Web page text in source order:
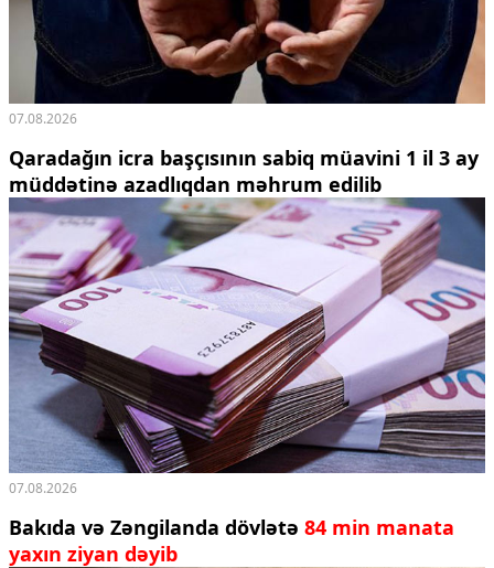
07.08.2026
Qaradağın icra başçısının sabiq müavini 1 il 3 ay
müddətinə azadlıqdan məhrum edilib
07.08.2026
Bakıda və Zəngilanda dövlətə 84 min manata
yaxın ziyan dəyib